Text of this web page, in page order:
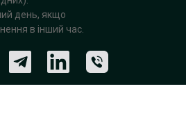
день, якщо
в інший час.